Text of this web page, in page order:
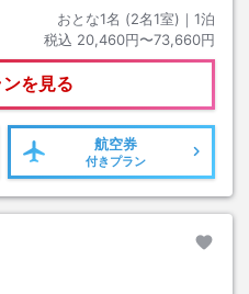
おとな1名 (2名1室)｜ 1泊
税込 20,460円〜73,660円
を見る
航空券
付きプラン